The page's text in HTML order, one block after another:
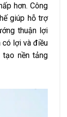
hơn. Công
giúp hỗ trợ
thuận lợi
có lợi và điều
tạo nền tảng